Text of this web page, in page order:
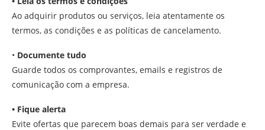
Ao adquirir produtos ou serviços, leia atentamente os
termos, as condições e as políticas de cancelamento.
• Documente tudo
Guarde todos os comprovantes, emails e registros de
comunicação com a empresa.
• Fique alerta
Evite ofertas que parecem boas demais para ser verdade e